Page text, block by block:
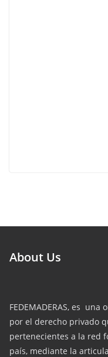
About Us
FEDEMADERAS, es
por el derecho privado
pertenecientes a la red
país, mediante la